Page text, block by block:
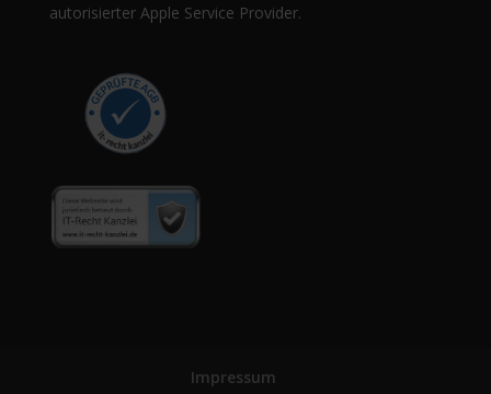
autorisierter Apple Service Provider.
Impressum